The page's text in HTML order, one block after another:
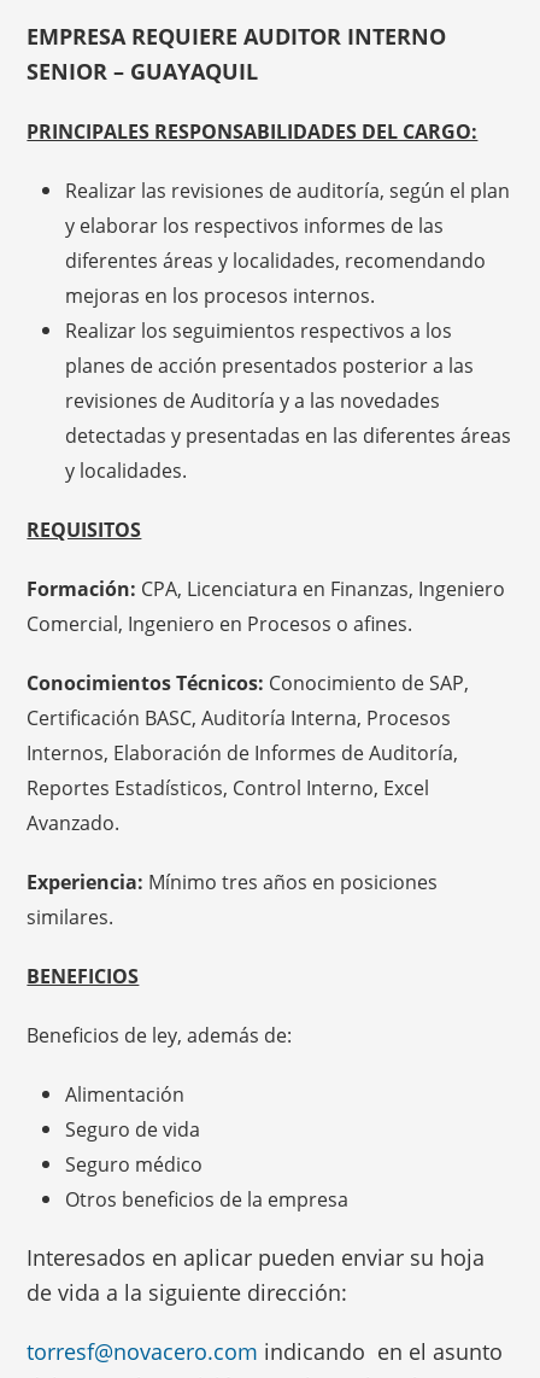
EMPRESA REQUIERE AUDITOR INTERNO
SENIOR – GUAYAQUIL
PRINCIPALES RESPONSABILIDADES DEL CARGO:
Realizar las revisiones de auditoría, según el plan
y elaborar los respectivos informes de las
diferentes áreas y localidades, recomendando
mejoras en los procesos internos.
Realizar los seguimientos respectivos a los
planes de acción presentados posterior a las
revisiones de Auditoría y a las novedades
detectadas y presentadas en las diferentes áreas
y localidades.
REQUISITOS
Formación: CPA, Licenciatura en Finanzas, Ingeniero
Comercial, Ingeniero en Procesos o afines.
Conocimientos Técnicos: Conocimiento de SAP,
Certificación BASC, Auditoría Interna, Procesos
Internos, Elaboración de Informes de Auditoría,
Reportes Estadísticos, Control Interno, Excel
Avanzado.
Experiencia: Mínimo tres años en posiciones
similares.
BENEFICIOS
Beneficios de ley, además de:
Alimentación
Seguro de vida
Seguro médico
Otros beneficios de la empresa
Interesados en aplicar pueden enviar su hoja
de vida a la siguiente dirección:
torresf@novacero.com indicando en el asunto